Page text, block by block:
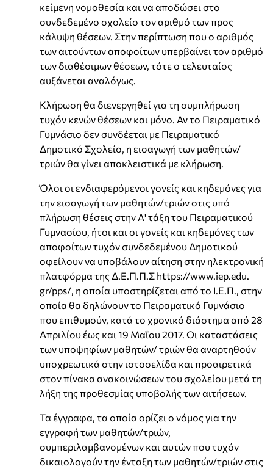
κείμενη νομοθεσία και να αποδώσει στο
συνδεδεμένο σχολείο τον αριθμό των προς
κάλυψη θέσεων. Στην περίπτωση που ο αριθμός
των αιτούντων αποφοίτων υπερβαίνει τον αριθμό
των διαθέσιμων θέσεων, τότε ο τελευταίος
αυξάνεται αναλόγως.
Κλήρωση θα διενεργηθεί για τη συμπλήρωση
τυχόν κενών θέσεων και μόνο. Αν το Πειραματικό
Γυμνάσιο δεν συνδέεται με Πειραματικό
Δημοτικό Σχολείο, η εισαγωγή των μαθητών/
τριών θα γίνει αποκλειστικά με κλήρωση.
Όλοι οι ενδιαφερόμενοι γονείς και κηδεμόνες για
την εισαγωγή των μαθητών/τριών στις υπό
πλήρωση θέσεις στην Α' τάξη του Πειραματικού
Γυμνασίου, ήτοι και οι γονείς και κηδεμόνες των
αποφοίτων τυχόν συνδεδεμένου Δημοτικού
οφείλουν να υποβάλουν αίτηση στην ηλεκτρονική
πλατφόρμα της Δ.Ε.Π.Π.Σ https://www.iep.edu.
gr/pps/, η οποία υποστηρίζεται από το Ι.Ε.Π., στην
οποία θα δηλώνουν το Πειραματικό Γυμνάσιο
που επιθυμούν, κατά το χρονικό διάστημα από 28
Απριλίου έως και 19 Μαΐου 2017. Οι καταστάσεις
των υποψηφίων μαθητών/ τριών θα αναρτηθούν
υποχρεωτικά στην ιστοσελίδα και προαιρετικά
στον πίνακα ανακοινώσεων του σχολείου μετά τη
λήξη της προθεσμίας υποβολής των αιτήσεων.
Τα έγγραφα, τα οποία ορίζει ο νόμος για την
εγγραφή των μαθητών/τριών,
συμπεριλαμβανομένων και αυτών που τυχόν
δικαιολογούν την ένταξη των μαθητών/τριών στις